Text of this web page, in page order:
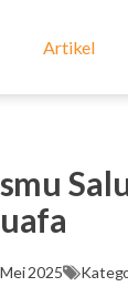
Artikel
2025